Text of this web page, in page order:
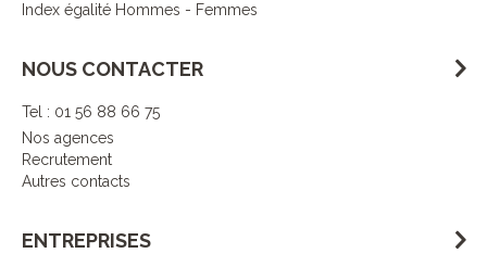
Index égalité Hommes - Femmes
NOUS CONTACTER
Tel : 01 56 88 66 75
Nos agences
Recrutement
Autres contacts
ENTREPRISES